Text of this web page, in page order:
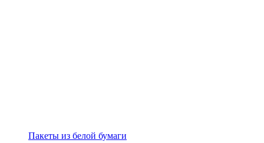
Пакеты из белой бумаги